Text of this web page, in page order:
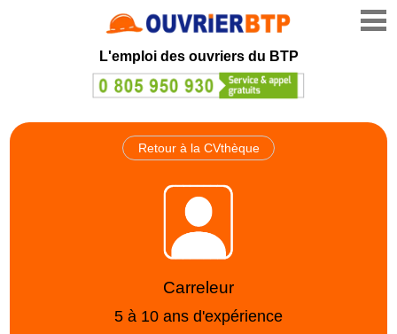
L'emploi des ouvriers du BTP
Retour à la CVthèque
Carreleur
5 à 10 ans d'expérience